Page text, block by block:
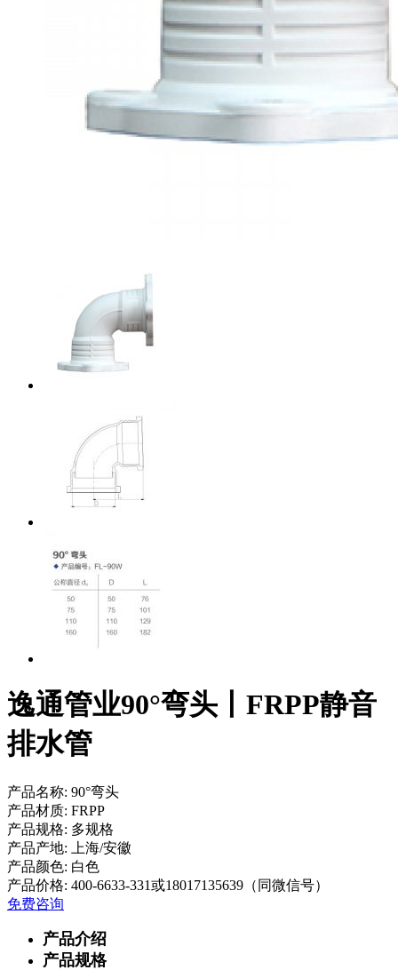
逸通管业90°弯头丨FRPP静音
排水管
产品名称: 90°弯头
产品材质: FRPP
产品规格: 多规格
产品产地:
上海/安徽
产品颜色: 白色
产品价格: 400-6633-331或18017135639（同微信号）
免费咨询
产品介绍
产品规格